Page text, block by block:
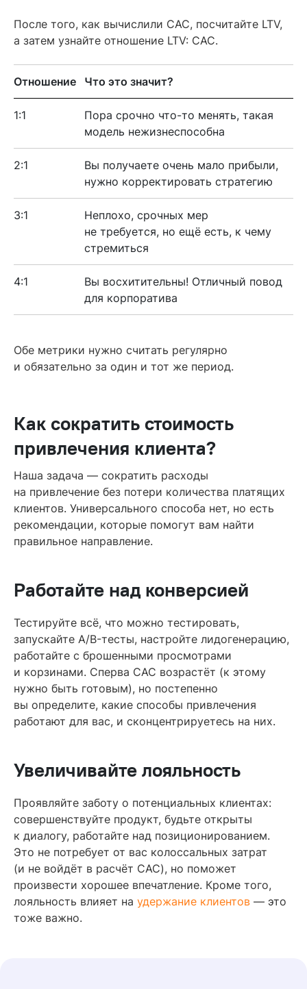
После того, как вычислили CAC, посчитайте LTV,
а затем узнайте отношение LTV: CAC.
Отношение Что это значит?
1:1
Пора срочно что-то менять, такая
модель нежизнеспособна
2:1
Вы получаете очень мало прибыли,
нужно корректировать стратегию
3:1
Неплохо, срочных мер
не требуется, но ещё есть, к чему
стремиться
4:1
Вы восхитительны! Отличный повод
для корпоратива
Обе метрики нужно считать регулярно
и обязательно за один и тот же период.
Как сократить стоимость
привлечения клиента?
Наша задача — сократить расходы
на привлечение без потери количества платящих
клиентов. Универсального способа нет, но есть
рекомендации, которые помогут вам найти
правильное направление.
Работайте над конверсией
Тестируйте всё, что можно тестировать,
запускайте A/B-тесты, настройте лидогенерацию,
работайте с брошенными просмотрами
и корзинами. Сперва CAC возрастёт (к этому
нужно быть готовым), но постепенно
вы определите, какие способы привлечения
работают для вас, и сконцентрируетесь на них.
Увеличивайте лояльность
Проявляйте заботу о потенциальных клиентах:
совершенствуйте продукт, будьте открыты
к диалогу, работайте над позиционированием.
Это не потребует от вас колоссальных затрат
(и не войдёт в расчёт CAC), но поможет
произвести хорошее впечатление. Кроме того,
лояльность влияет на удержание клиентов — это
тоже важно.